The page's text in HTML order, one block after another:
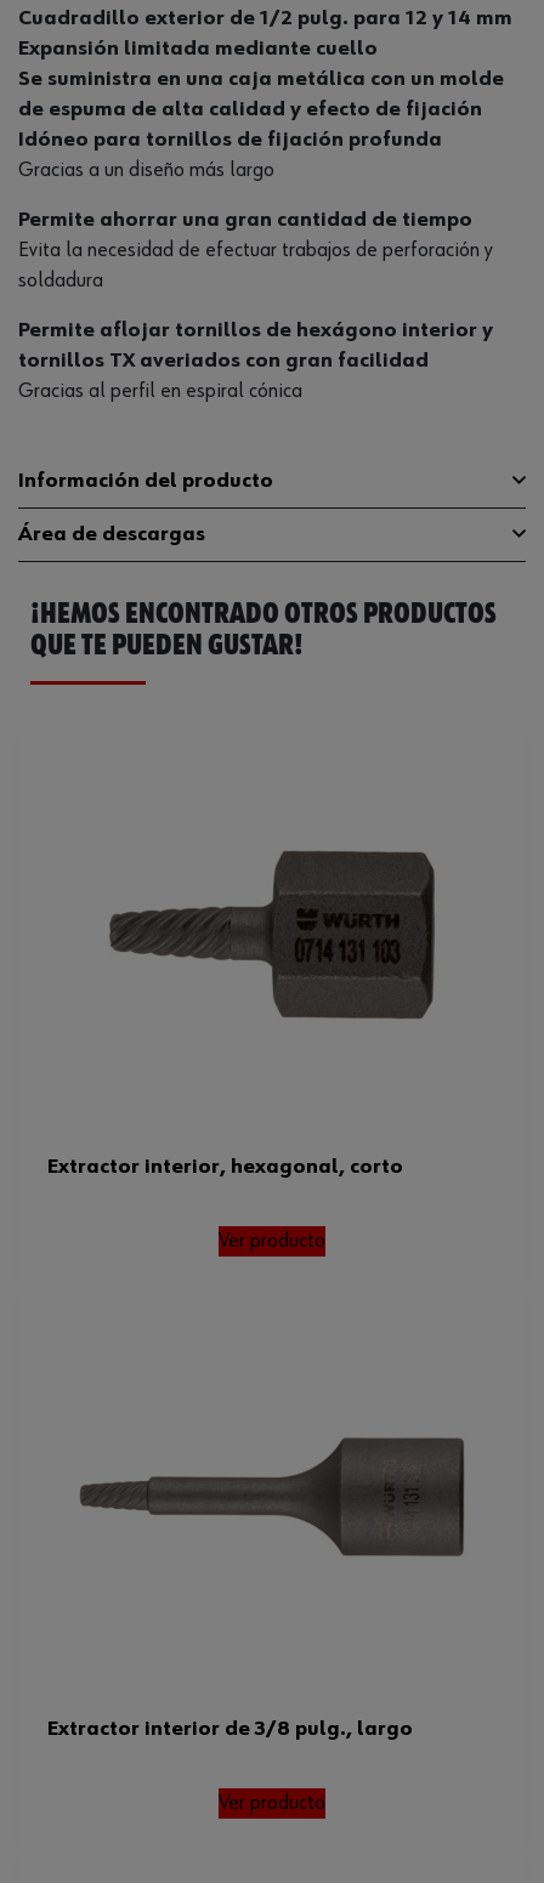
Cuadradillo exterior de 1/2 pulg. para 12 y 14 mm
Expansión limitada mediante cuello
Se suministra en una caja metálica con un molde
de espuma de alta calidad y efecto de fijación
Idóneo para tornillos de fijación profunda
Gracias a un diseño más largo
Permite ahorrar una gran cantidad de tiempo
Evita la necesidad de efectuar trabajos de perforación y
soldadura
Permite aflojar tornillos de hexágono interior y
tornillos TX averiados con gran facilidad
Gracias al perfil en espiral cónica
Información del producto
Longitud 78 mm
Accionamiento 1/2 pulgadas
Diámetro
Área de descargas
Catálogo General 0714131212
¡HEMOS ENCONTRADO OTROS PRODUCTOS
QUE TE PUEDEN GUSTAR!
Extractor interior, hexagonal, corto
Ver producto
Extractor interior de 3/8 pulg., largo
Ver producto